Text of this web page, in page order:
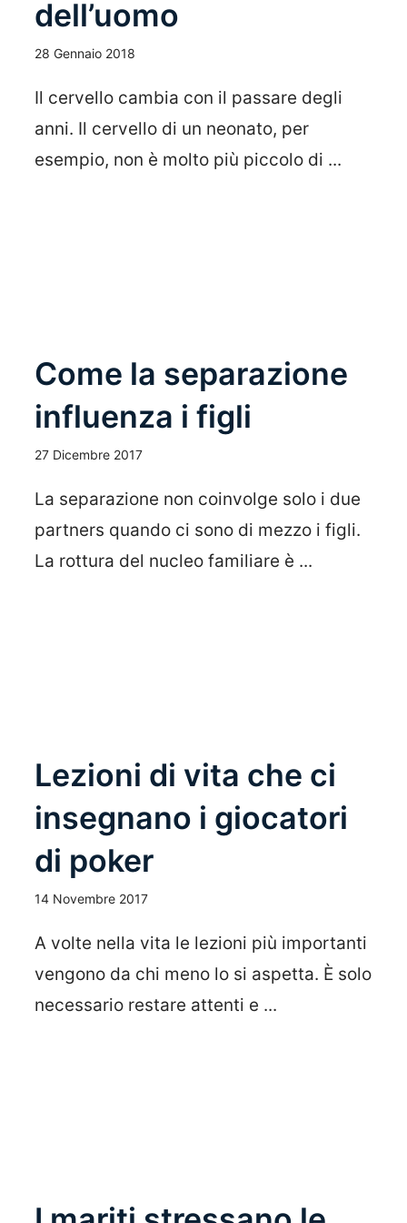
dell’uomo
28 Gennaio 2018
Il cervello cambia con il passare degli
anni. Il cervello di un neonato, per
esempio, non è molto più piccolo di ...
Come la separazione
influenza i figli
27 Dicembre 2017
La separazione non coinvolge solo i due
partners quando ci sono di mezzo i figli.
La rottura del nucleo familiare è ...
Lezioni di vita che ci
insegnano i giocatori
di poker
14 Novembre 2017
A volte nella vita le lezioni più importanti
vengono da chi meno lo si aspetta. È solo
necessario restare attenti e ...